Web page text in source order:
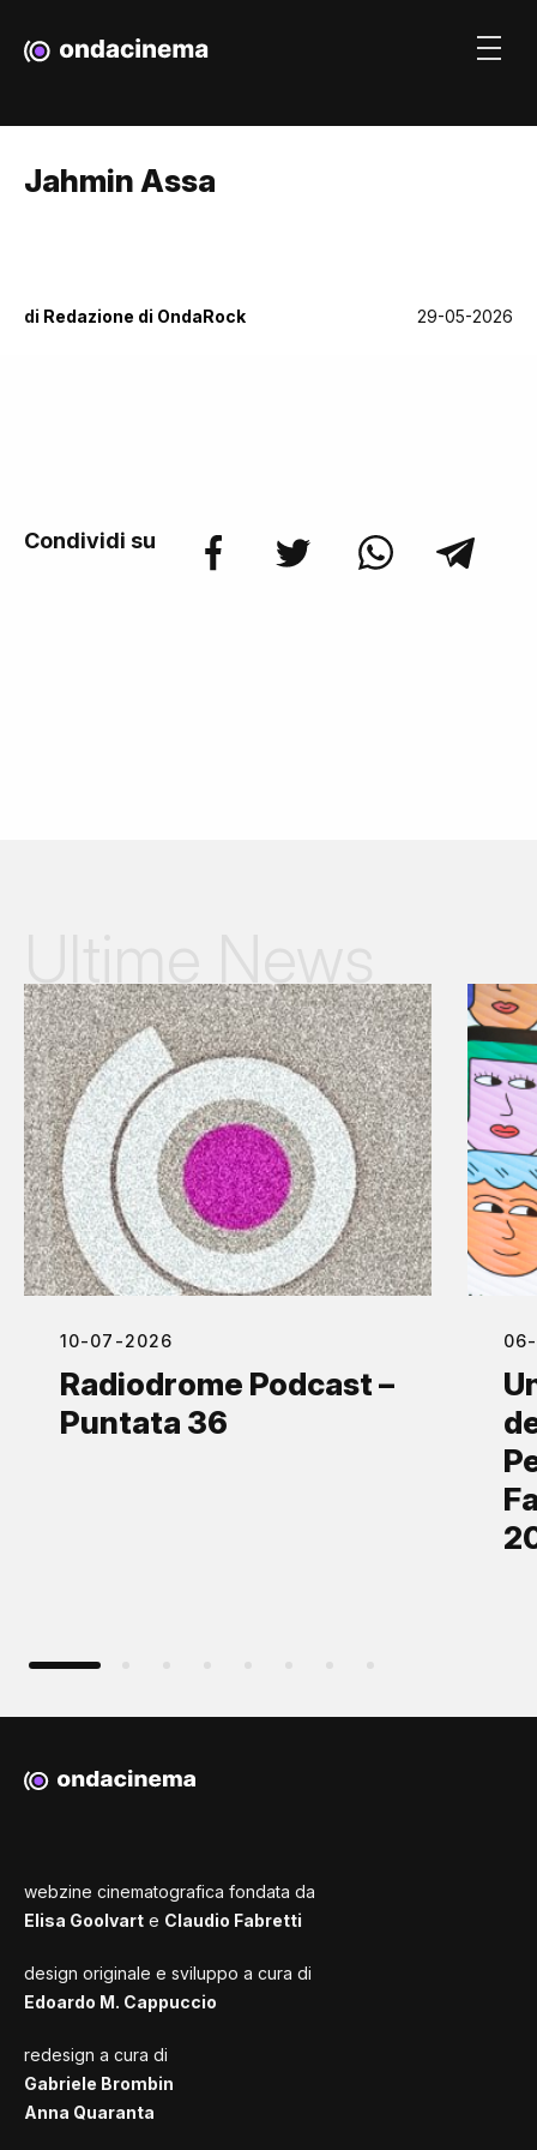
Jahmin Assa
di Redazione di OndaRock 29-05-2026
Condividi su
10-07-2026
Radiodrome Podcast –
Puntata 36
webzine cinematografica fondata da
Elisa Goolvart e Claudio Fabretti
design originale e sviluppo a cura di
Edoardo M. Cappuccio
redesign a cura di
Gabriele Brombin
Anna Quaranta